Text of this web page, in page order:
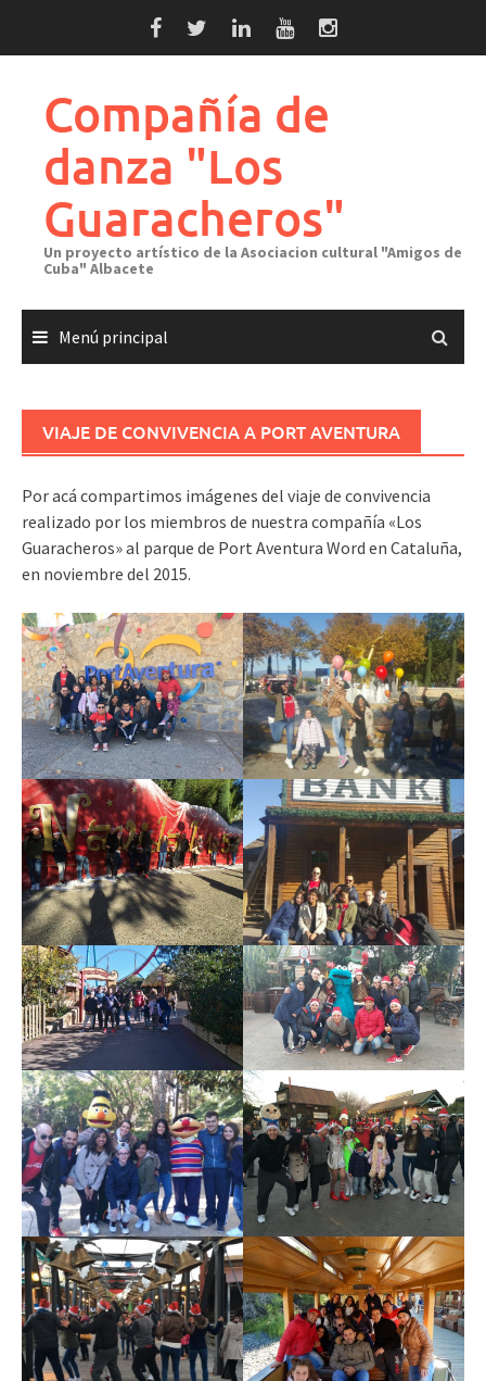
Compañía de
danza "Los
Guaracheros"
Un proyecto artístico de la Asociacion cultural "Amigos de
Cuba" Albacete
Menú principal
VIAJE DE CONVIVENCIA A PORT AVENTURA
Por acá compartimos imágenes del viaje de convivencia
realizado por los miembros de nuestra compañía «Los
Guaracheros» al parque de Port Aventura Word en Cataluña,
en noviembre del 2015.